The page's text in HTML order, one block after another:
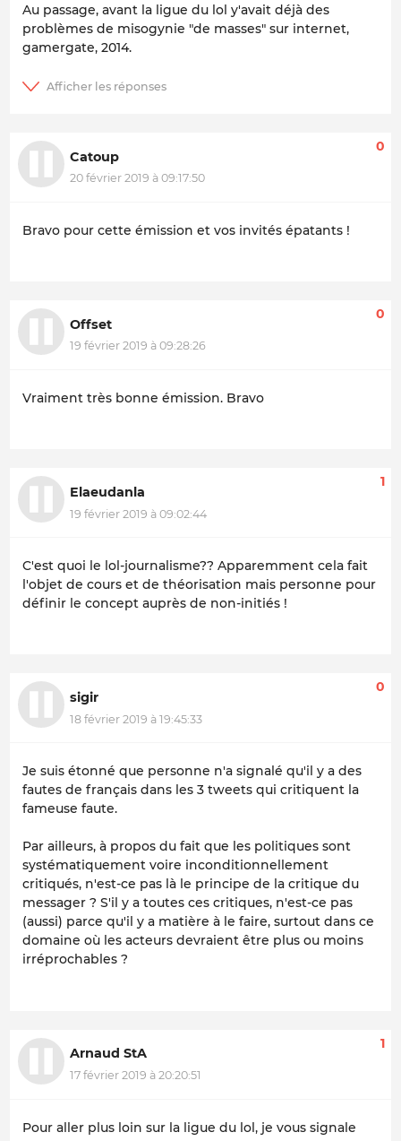
Au passage, avant la ligue du lol y'avait déjà des
problèmes de misogynie "de masses" sur internet,
gamergate, 2014.
Catoup
20 février 2019 à 09:17:50
0
Bravo pour cette émission et vos invités épatants !
Offset
19 février 2019 à 09:28:26
0
Vraiment très bonne émission. Bravo
Elaeudanla
19 février 2019 à 09:02:44
1
C'est quoi le lol-journalisme?? Apparemment cela fait
l'objet de cours et de théorisation mais personne pour
définir le concept auprès de non-initiés !
sigir
18 février 2019 à 19:45:33
0
Je suis étonné que personne n'a signalé qu'il y a des
fautes de français dans les 3 tweets qui critiquent la
fameuse faute.
Par ailleurs, à propos du fait que les politiques sont
systématiquement voire inconditionnellement
critiqués, n'est-ce pas là le principe de la critique du
messager ? S'il y a toutes ces critiques, n'est-ce pas
(aussi) parce qu'il y a matière à le faire, surtout dans ce
domaine où les acteurs devraient être plus ou moins
irréprochables ?
Arnaud StA
17 février 2019 à 20:20:51
1
Pour aller plus loin sur la ligue du lol, je vous signale